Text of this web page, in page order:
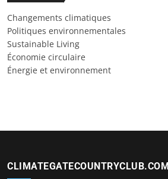
Changements climatiques
Politiques environnementales
Sustainable Living
Économie circulaire
Énergie et environnement
CLIMATEGATECOUNTRYCLUB.COM